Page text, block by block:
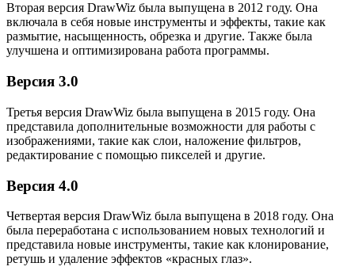
Вторая версия DrawWiz была выпущена в 2012 году. Она
включала в себя новые инструменты и эффекты, такие как
размытие, насыщенность, обрезка и другие. Также была
улучшена и оптимизирована работа программы.
Версия 3.0
Третья версия DrawWiz была выпущена в 2015 году. Она
представила дополнительные возможности для работы с
изображениями, такие как слои, наложение фильтров,
редактирование с помощью пикселей и другие.
Версия 4.0
Четвертая версия DrawWiz была выпущена в 2018 году. Она
была переработана с использованием новых технологий и
представила новые инструменты, такие как клонирование,
ретушь и удаление эффектов «красных глаз».